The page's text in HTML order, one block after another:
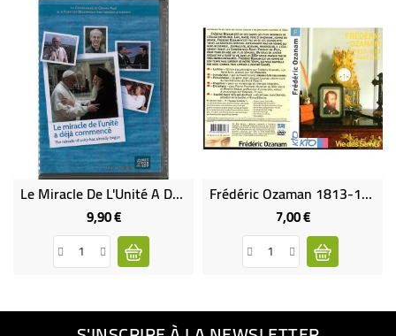
Le Miracle De L'Unité A Déjà Commencé
9,90 €Prix
Frédéric Ozaman 1813-1853 - Le Saint Laïc
7,00 €Prix